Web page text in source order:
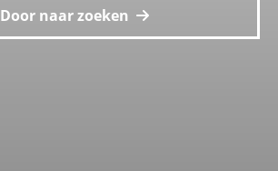
Door naar zoeken